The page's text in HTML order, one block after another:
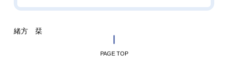
緒方 栞
PAGE TOP